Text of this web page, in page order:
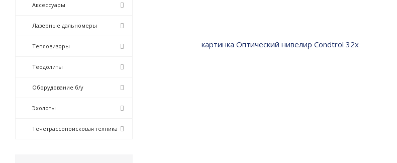
Аксессуары
Лазерные дальномеры
Тепловизоры
Теодолиты
Оборудование б/у
Эхолоты
Течетрассопоисковая техника